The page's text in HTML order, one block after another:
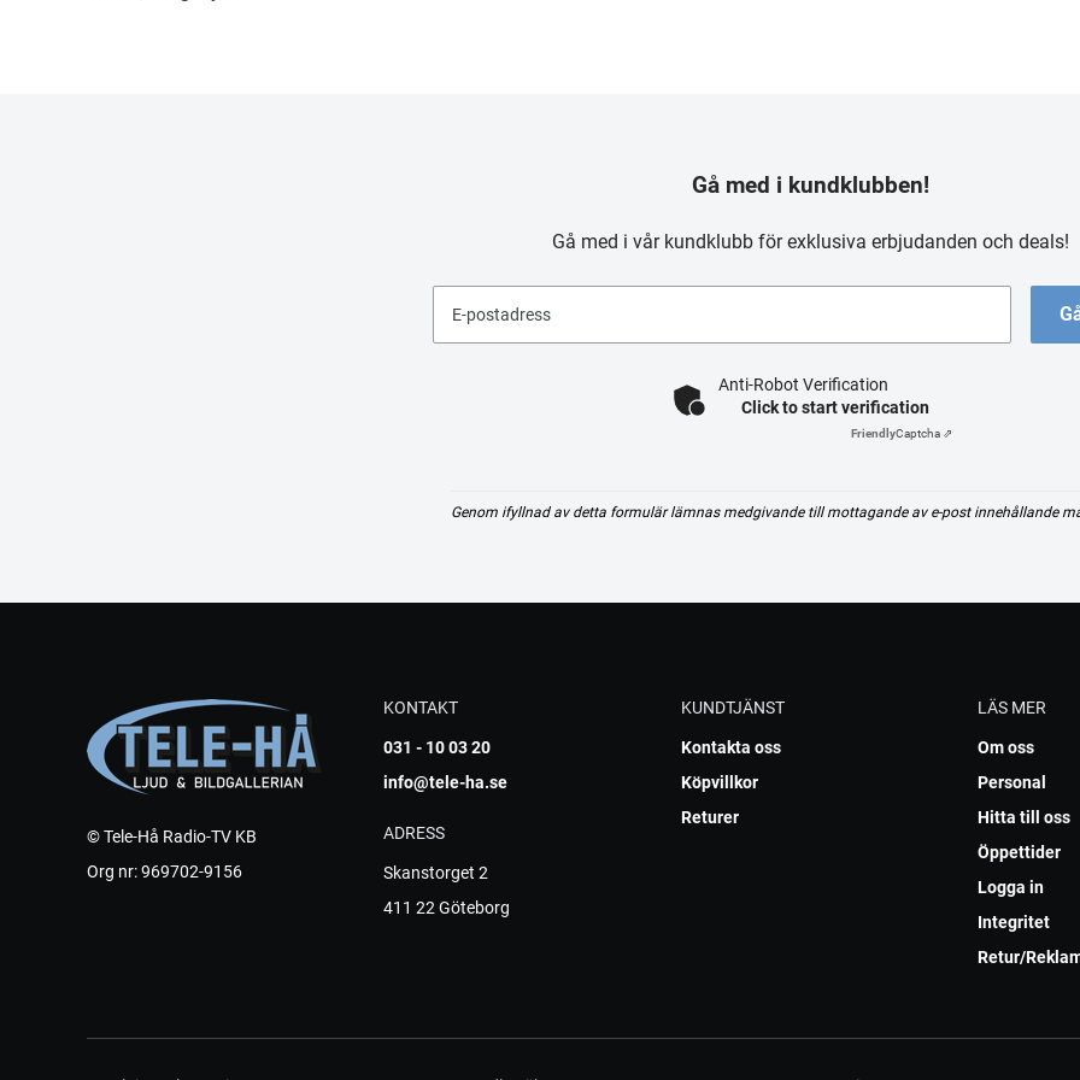
Gå med i kundklubben!
Gå med i vår kundklubb för exklusiva erbjudanden och deals!
E-postadress
Anti-Robot Verification
Click to start verification
FriendlyCaptcha ⇗
Genom ifyllnad av detta formulär lämnas medgivande till mottagande av e-post innehållande
© Tele-Hå Radio-TV KB
Org nr: 969702-9156
KONTAKT
031 - 10 03 20
info@tele-ha.se
ADRESS
Skanstorget 2
411 22 Göteborg
KUNDTJÄNST
Kontakta oss
Köpvillkor
Returer
LÄS MER
Om oss
Personal
Hitta till oss
Öppettider
Logga in
Integritet
Retur/